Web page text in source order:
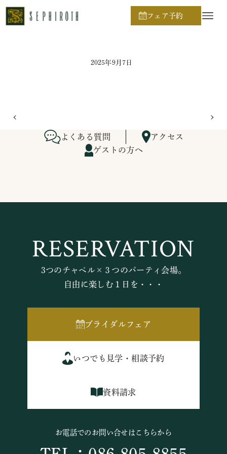
フェア予約
ホーム
2025年9月7日
よくある質問
アクセス
ゲストの方へ
RESERVATION
3つのチャペル×３つのパーティ会場。
自由に楽しむ１日を・・・
ブライダルフェア
いつでも見学・相談予約
資料請求
お電話でのお問い合せはこちらから